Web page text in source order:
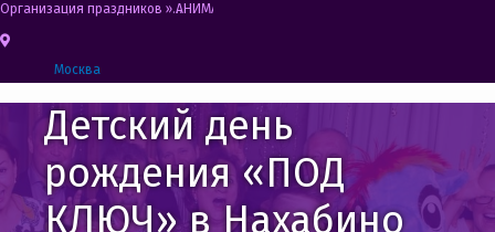
Организация праздников »АНИМАТОРЫ НА ДЕНЬ РОЖДЕНИЯ РЕБЕНКА
Москва
Детский день
рождения «ПОД
КЛЮЧ» в Нахабино